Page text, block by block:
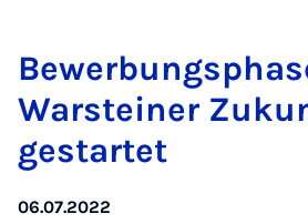
Warstein­er
ge­star­tet
06.07.2022